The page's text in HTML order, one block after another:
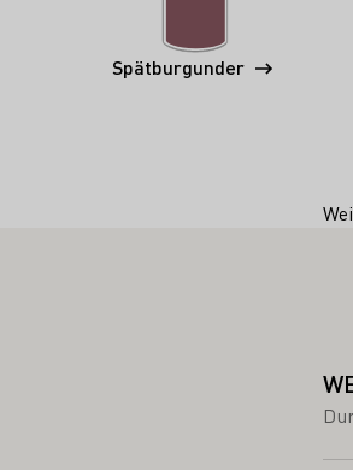
Spätburgunder